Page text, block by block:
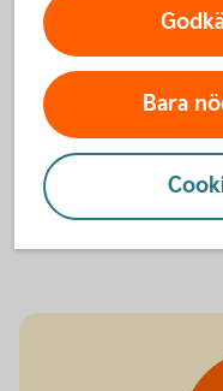
Självklart kan du
enkelt i appen,
försäkringar. Läs
hos oss.
Så placeras din
Bara